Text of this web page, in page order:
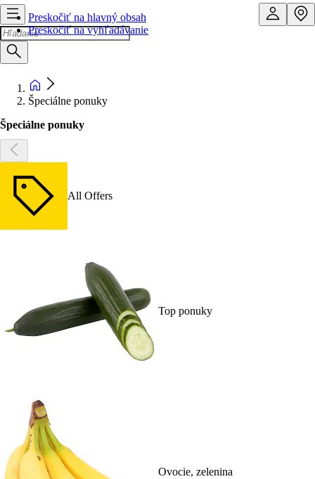
Preskočiť na hlavný obsah
Preskočiť na vyhľadávanie
Špeciálne ponuky
Špeciálne ponuky
All Offers
Top ponuky
Ovocie, zelenina